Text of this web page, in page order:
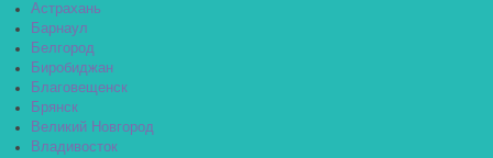
Астрахань
Барнаул
Белгород
Биробиджан
Благовещенск
Брянск
Великий Новгород
Владивосток